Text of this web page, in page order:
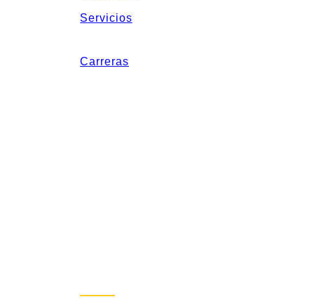
Servicios
Carreras